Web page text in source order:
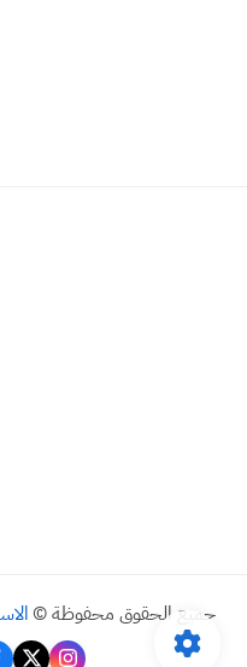
جميع الحقوق محفوظة ©